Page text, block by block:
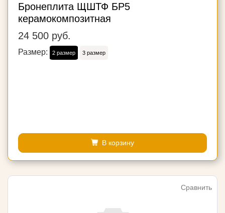
Бронеплита ЩШТФ БР5
керамокомпозитная
24 500 руб.
Размер: 2 размер 3 размер
В корзину
Сравнить